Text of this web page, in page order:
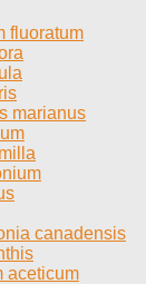
fluoratum
marianus
canadensis
aceticum